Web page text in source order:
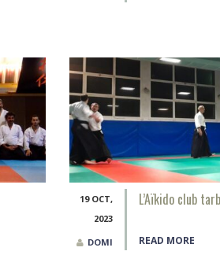
19 OCT,
2023
DOMI
L’Aïkido club
READ MORE